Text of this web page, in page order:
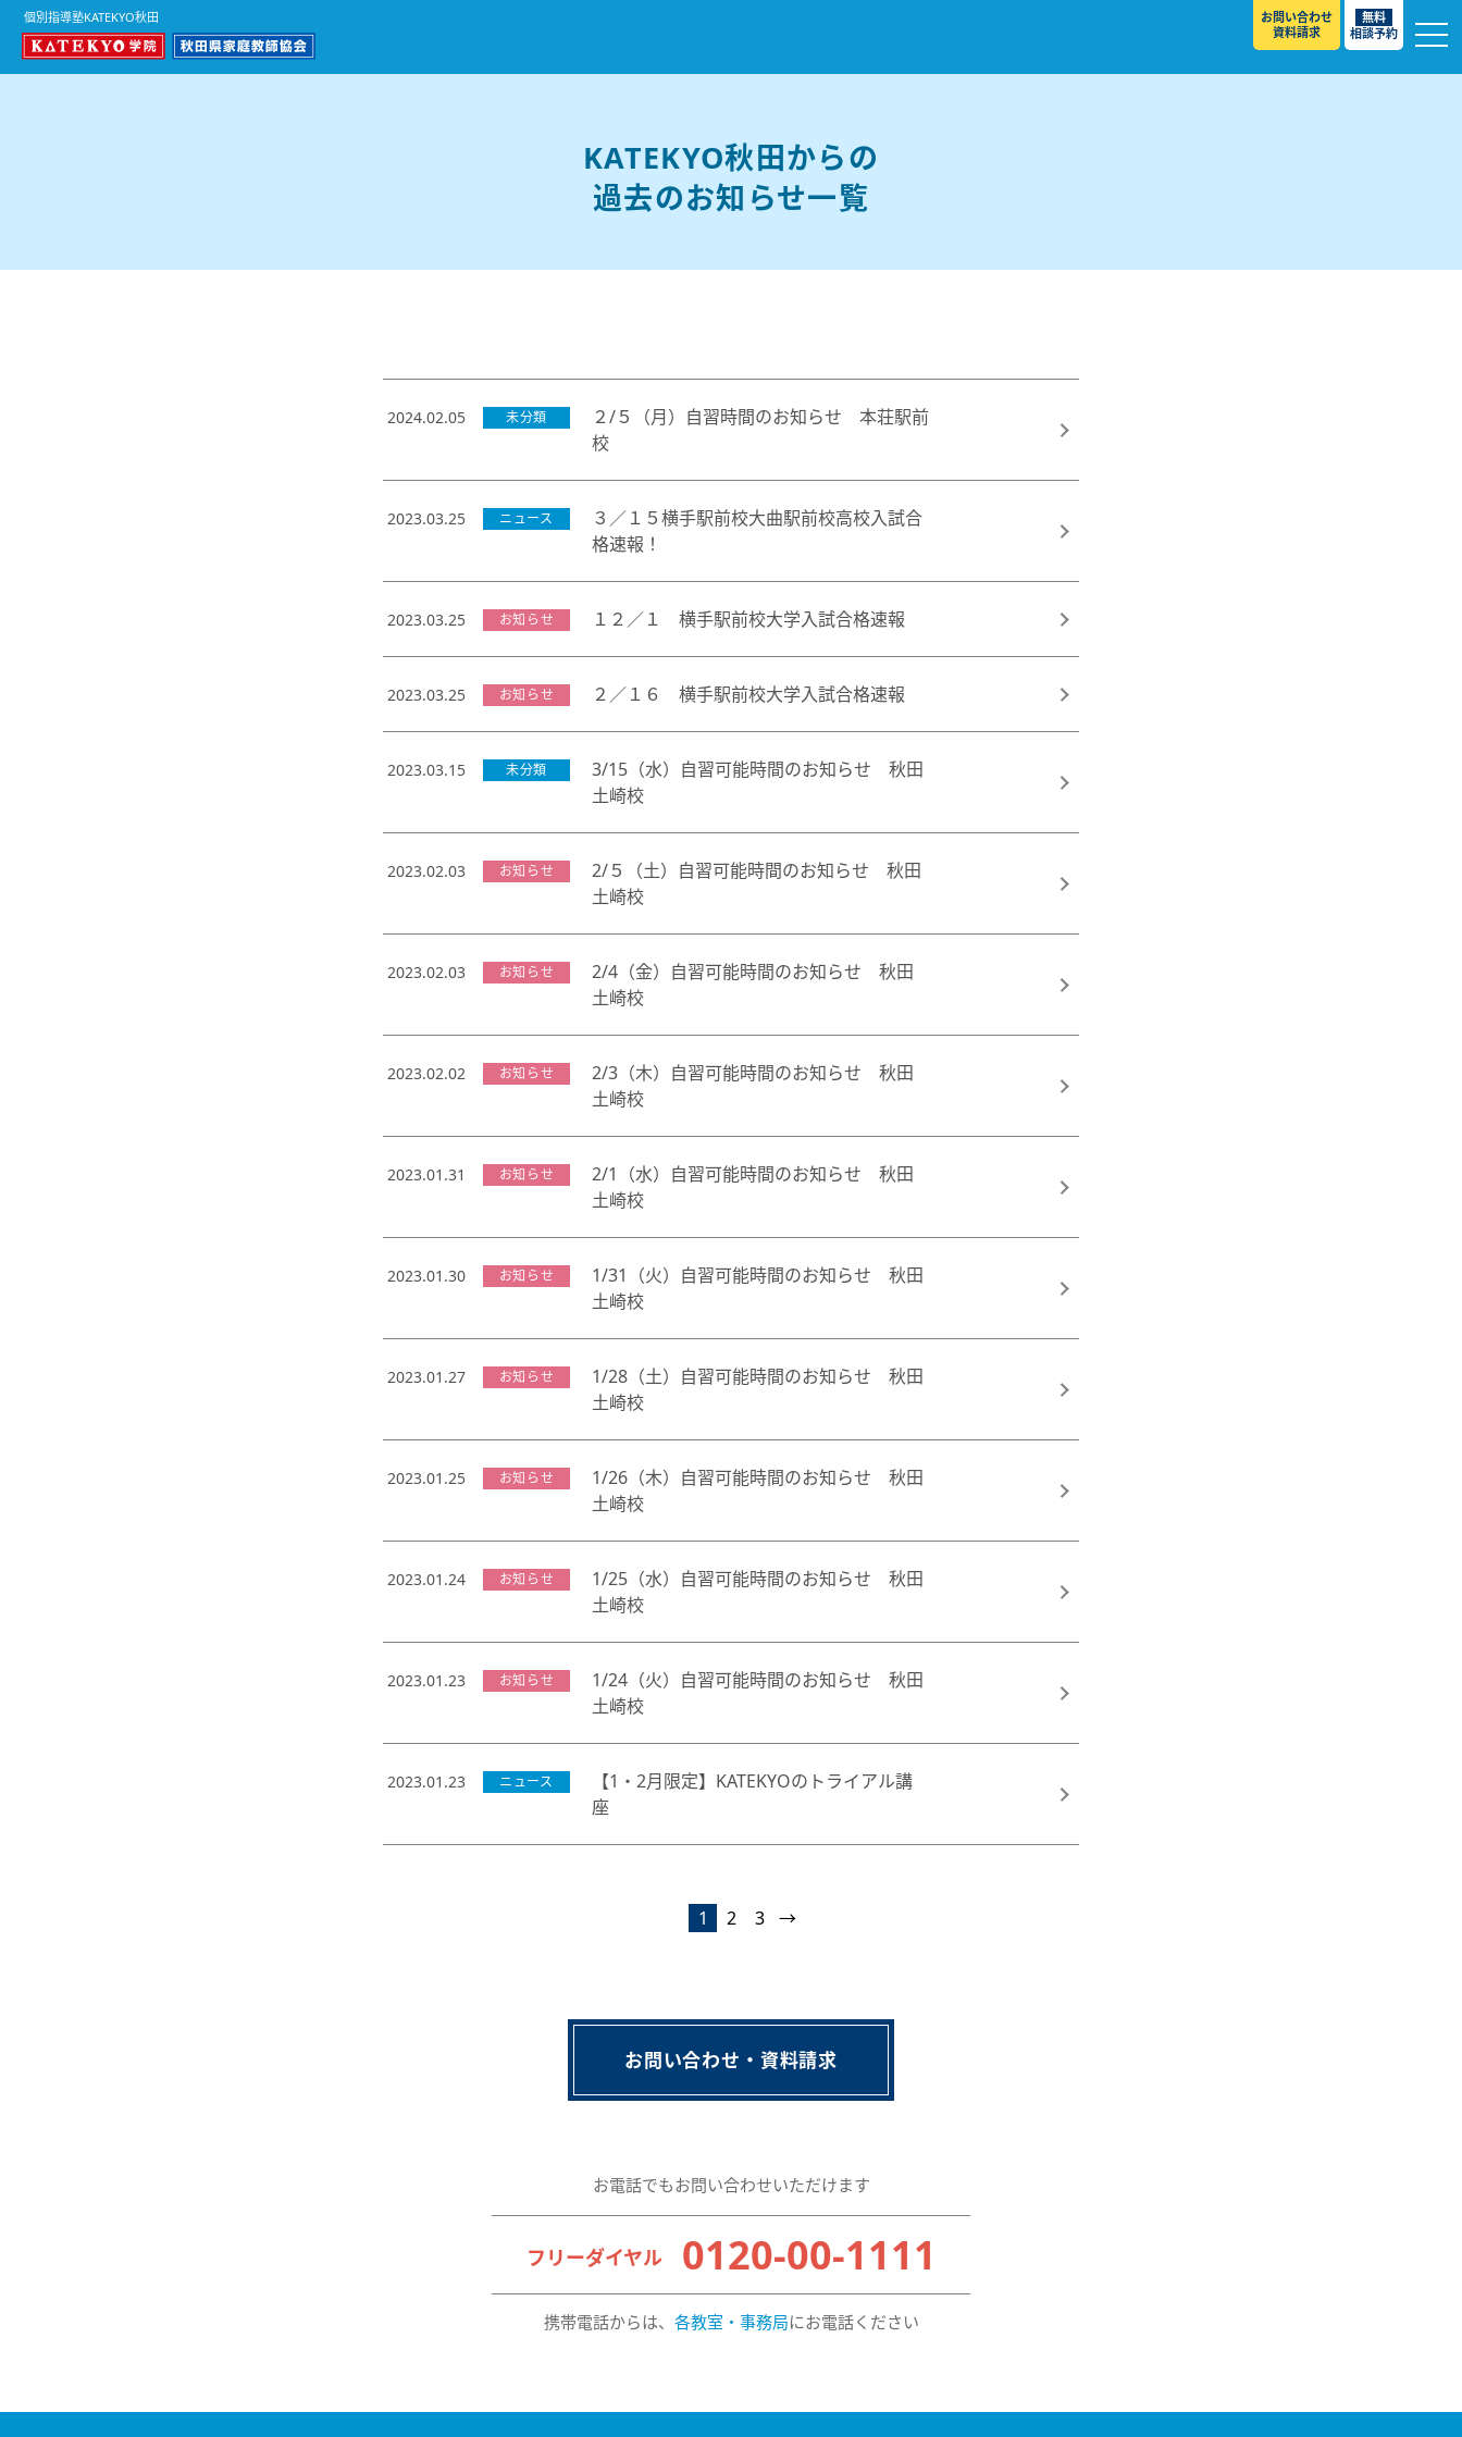
個別指導塾KATEKYO秋田
お問い合わせ
資料請求
無料
相談予約
選ばれる理由
教室紹介
高校入試／大学入試［ 推薦入試 ］／ 大学入試［ 共通テスト ］
よくあるご質問
採用情報
講師募集／営業員・事務員募集
プライバシーポリシー
KATEKYO秋田からの
過去のお知らせ一覧
2024.02.05 未分類
２/５（月）自習時間のお知らせ 本荘駅前
校
2023.03.25 ニュース
３／１５横手駅前校大曲駅前校高校入試合
格速報！
2023.03.25 お知らせ １２／１ 横手駅前校大学入試合格速報
2023.03.25 お知らせ ２／１６ 横手駅前校大学入試合格速報
2023.03.15 未分類
3/15（水）自習可能時間のお知らせ 秋田
土崎校
2023.02.03 お知らせ
2/５（土）自習可能時間のお知らせ 秋田
土崎校
2023.02.03 お知らせ
2/4（金）自習可能時間のお知らせ 秋田
土崎校
2023.02.02 お知らせ
2/3（木）自習可能時間のお知らせ 秋田
土崎校
2023.01.31 お知らせ
2/1（水）自習可能時間のお知らせ 秋田
土崎校
2023.01.30 お知らせ
1/31（火）自習可能時間のお知らせ 秋田
土崎校
2023.01.27 お知らせ
1/28（土）自習可能時間のお知らせ 秋田
土崎校
2023.01.25 お知らせ
1/26（木）自習可能時間のお知らせ 秋田
土崎校
2023.01.24 お知らせ
1/25（水）自習可能時間のお知らせ 秋田
土崎校
2023.01.23 お知らせ
1/24（火）自習可能時間のお知らせ 秋田
土崎校
2023.01.23 ニュース
【1・2月限定】KATEKYOのトライアル講
座
1 2 3 →
お問い合わせ・資料請求
お電話でもお問い合わせいただけます
フリーダイヤル 0120-00-1111
携帯電話からは、 各教室・事務局にお電話ください